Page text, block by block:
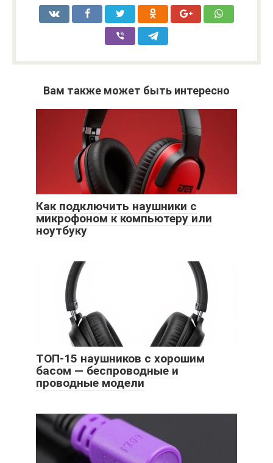
Вам также может быть интересно
Как подключить наушники с
микрофоном к компьютеру или
ноутбуку
ТОП-15 наушников с хорошим
басом — беспроводные и
проводные модели